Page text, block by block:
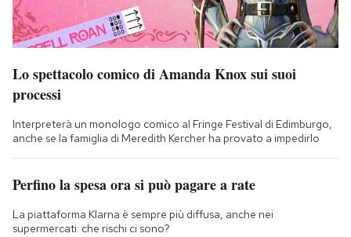
Lo spettacolo comico di Amanda Knox sui suoi
processi
Interpreterà un monologo comico al Fringe Festival di Edimburgo,
anche se la famiglia di Meredith Kercher ha provato a impedirlo
Perfino la spesa ora si può pagare a rate
La piattaforma Klarna è sempre più diffusa, anche nei
supermercati: che rischi ci sono?